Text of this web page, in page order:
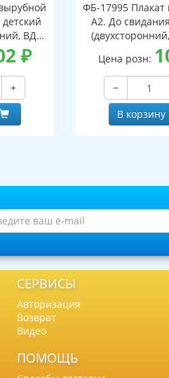
ВД-
₽
+
ФБ-17995 Плакат
А2. До
Цена розн:
−
В корзину
СЕРВИСЫ
Авторизация
Возврат
Видео
ПОМОЩЬ